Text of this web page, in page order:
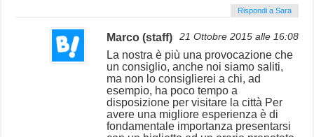
Rispondi a Sara
Marco (staff) 21 Ottobre 2015 alle 16:08
La nostra è più una provocazione che
un consiglio, anche noi siamo saliti,
ma non lo consiglierei a chi, ad
esempio, ha poco tempo a
disposizione per visitare la città Per
avere una migliore esperienza è di
fondamentale importanza presentarsi